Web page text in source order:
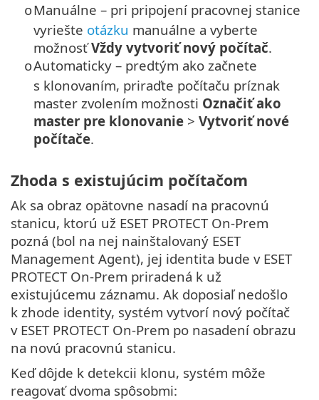
oManuálne – pri pripojení pracovnej stanice
vyriešte otázku manuálne a vyberte
možnosťVždy vytvoriť nový počítač.
oAutomaticky – predtým ako začnete
s klonovaním, priraďte počítaču príznak
master zvolením možnosti Označiť ako
master pre klonovanie > Vytvoriť nové
počítače.
Zhoda s existujúcim počítačom
Ak sa obraz opätovne nasadí na pracovnú
stanicu, ktorú už ESET PROTECT On-Prem
pozná (bol na nej nainštalovaný ESET
Management Agent), jej identita bude v ESET
PROTECT On-Prem priradená k už
existujúcemu záznamu. Ak doposiaľ nedošlo
k zhode identity, systém vytvorí nový počítač
v ESET PROTECT On-Prem po nasadení obrazu
na novú pracovnú stanicu.
Keď dôjde k detekcii klonu, systém môže
reagovať dvoma spôsobmi: